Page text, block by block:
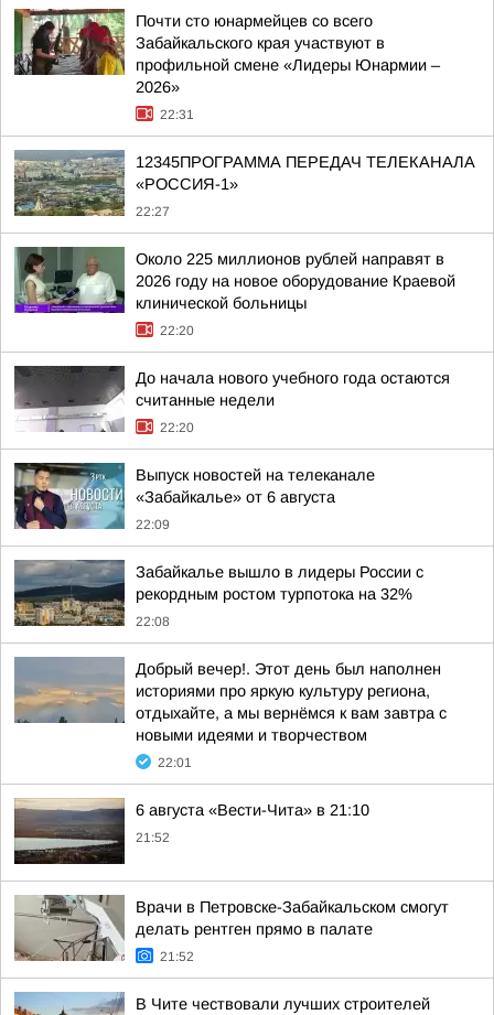
Почти сто юнармейцев со всего
Забайкальского края участвуют в
профильной смене «Лидеры Юнармии –
2026»
22:31
12345ПРОГРАММА ПЕРЕДАЧ ТЕЛЕКАНАЛА
«РОССИЯ-1»
22:27
Около 225 миллионов рублей направят в
2026 году на новое оборудование Краевой
клинической больницы
22:20
До начала нового учебного года остаются
считанные недели
22:20
Выпуск новостей на телеканале
«Забайкалье» от 6 августа
22:09
Забайкалье вышло в лидеры России с
рекордным ростом турпотока на 32%
22:08
Добрый вечер!. Этот день был наполнен
историями про яркую культуру региона,
отдыхайте, а мы вернёмся к вам завтра с
новыми идеями и творчеством
22:01
6 августа «Вести-Чита» в 21:10
21:52
Врачи в Петровске-Забайкальском смогут
делать рентген прямо в палате
21:52
В Чите чествовали лучших строителей